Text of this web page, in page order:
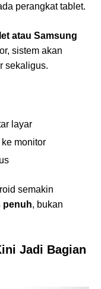
perangkat tablet.
atau Samsung
sistem akan
sekaligus.
layar
monitor
semakin
penuh, bukan
Jadi Bagian